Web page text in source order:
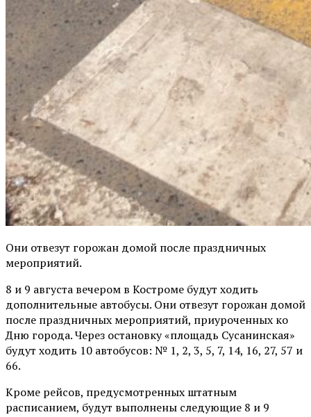
Они отвезут горожан домой после праздничных
мероприятий.
8 и 9 августа вечером в Костроме будут ходить
дополнительные автобусы. Они отвезут горожан домой
после праздничных мероприятий, приуроченных ко
Дню города. Через остановку «площадь Сусанинская»
будут ходить 10 автобусов: № 1, 2, 3, 5, 7, 14, 16, 27, 57 и
66.
Кроме рейсов, предусмотренных штатным
расписанием, будут выполнены следующие 8 и 9